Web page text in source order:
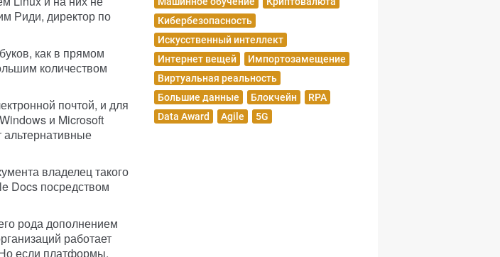
Риди, директор по
как в прямом
количеством
почтой, и для
и Microsoft
владелец такого
Docs посредством
рода дополнением
работает
если платформы,
Кибербезопасность
Искусственный интеллект
Интернет вещей
Импортозамещение
Виртуальная реальность
Большие данные
Блокчейн
RPA
Data Award
Agile 5G